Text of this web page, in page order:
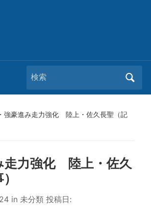
Search
for:
・強豪進み走力強化 陸上・佐久長聖（記
走力強化 陸上・佐久
in 未分類投稿日: